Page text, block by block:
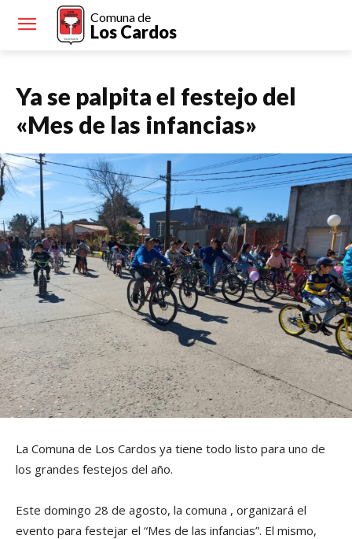
Comuna de
Los Cardos
Ya se palpita el festejo del
«Mes de las infancias»
La Comuna de Los Cardos ya tiene todo listo para uno de
los grandes festejos del año.
Este domingo 28 de agosto, la comuna , organizará el
evento para festejar el “Mes de las infancias”. El mismo,